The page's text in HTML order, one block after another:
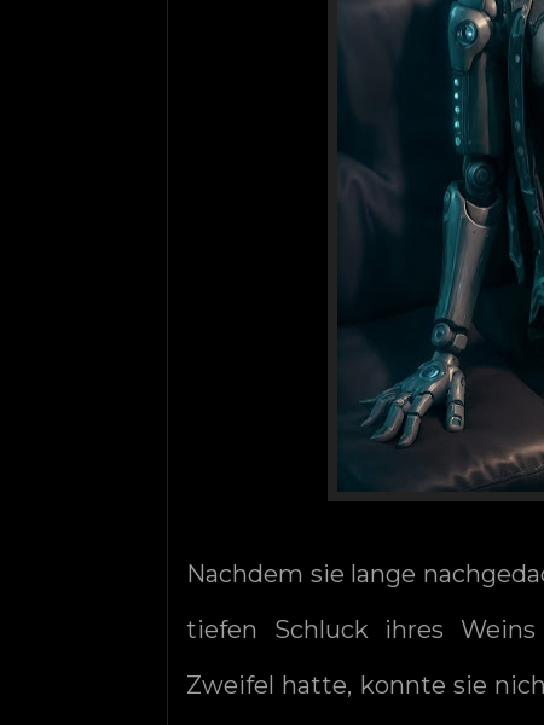
Nachdem sie lange
tiefen Schluck ihres
Zweifel hatte, konnte sie